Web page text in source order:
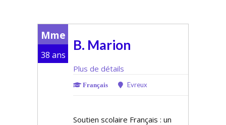
Mme
38 ans
B. Marion
Plus de détails
Français Evreux
Soutien scolaire Français : un